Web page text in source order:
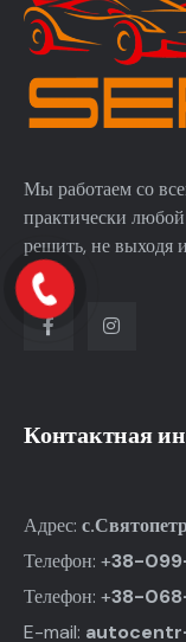
Мы работаем со
практически
решить, не выходя
Контактная
Адрес:
Телефон: +38-
Телефон: +38-
E-mail: